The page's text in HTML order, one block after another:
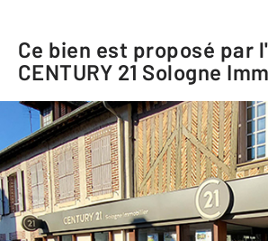
Ce bien est proposé par
CENTURY 21 Sologne